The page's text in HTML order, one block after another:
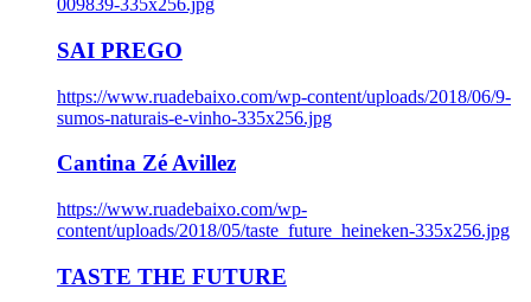
009839-335x256.jpg
SAI PREGO
https://www.ruadebaixo.com/wp-content/uploads/2018/06/9-
sumos-naturais-e-vinho-335x256.jpg
Cantina Zé Avillez
https://www.ruadebaixo.com/wp-
content/uploads/2018/05/taste_future_heineken-335x256.jpg
TASTE THE FUTURE